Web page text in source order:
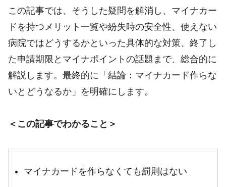
この記事では、そうした疑問を解消し、マイナカー
ドを持つメリット一覧や紛失時の安全性、使えない
病院ではどうするかといった具体的な対策、終了し
た申請期限とマイナポイントの話題まで、総合的に
解説します。最終的に「結論：マイナカード作らな
いとどうなるか」を明確にします。
＜この記事でわかること＞
マイナカードを作らなくても罰則はない